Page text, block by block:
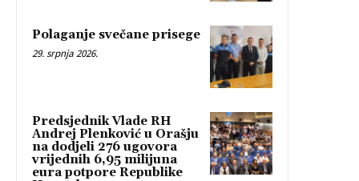
Polaganje svečane prisege
29. srpnja 2026.
Predsjednik Vlade RH
Andrej Plenković u Orašju
na dodjeli 276 ugovora
vrijednih 6,95 milijuna
eura potpore Republike